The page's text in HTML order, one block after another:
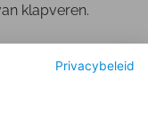
Privacybeleid
klapveren.